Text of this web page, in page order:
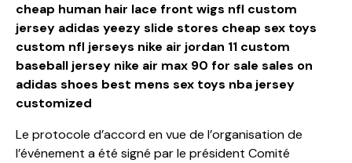
cheap human hair lace front wigs nfl custom
jersey adidas yeezy slide stores cheap sex toys
custom nfl jerseys nike air jordan 11 custom
baseball jersey nike air max 90 for sale sales on
adidas shoes best mens sex toys nba jersey
customized
Le protocole d’accord en vue de l’organisation de
l’événement a été signé par le président Comité